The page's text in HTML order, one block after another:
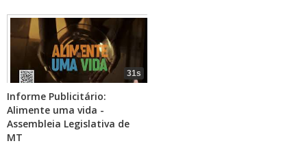
31s
Informe Publicitário:
Alimente uma vida -
Assembleia Legislativa de
MT